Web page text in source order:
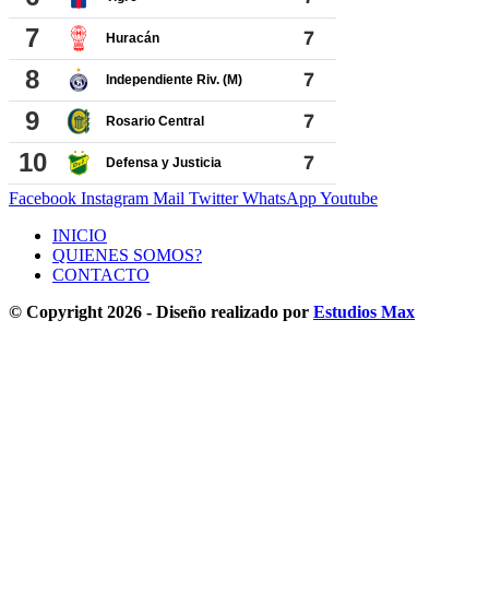
Facebook Instagram Mail Twitter WhatsAppYoutube
INICIO
QUIENES SOMOS?
CONTACTO
© Copyright 2026 - Diseño realizado por Estudios Max